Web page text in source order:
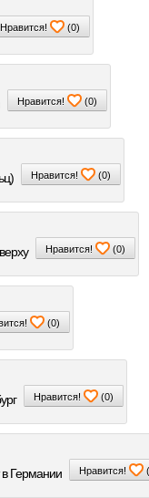
Нравится! (0)
Нравится! (0)
Нравится! (0)
Нравится! (0)
(0)
Нравится! (0)
Германии Нравится! (